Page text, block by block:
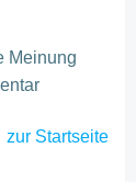
Meinung
zur Startseite